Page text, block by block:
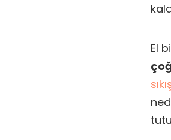
El